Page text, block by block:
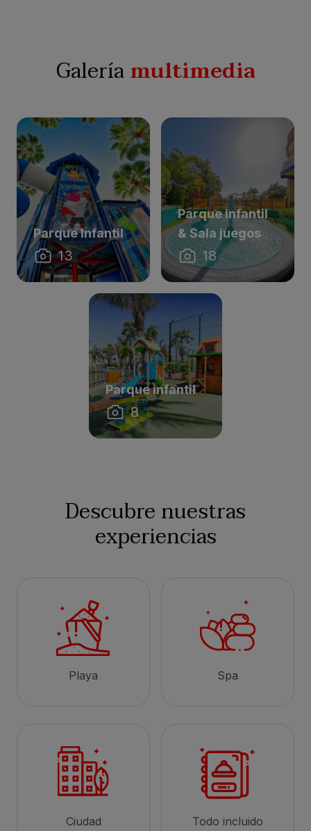
Galeríamultimedia
Parque Infantil
13
Parque infantil
& Sala juegos
18
Parque infantil
8
Descubre nuestras
experiencias
Playa Spa
Ciudad Todo incluido